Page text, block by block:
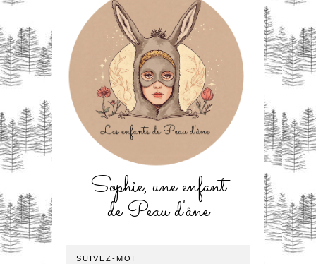
Sophie, une enfant
de Peau d'âne
SUIVEZ-MOI